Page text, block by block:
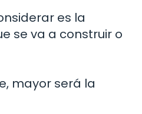
es la
se va a construir o
mayor será la